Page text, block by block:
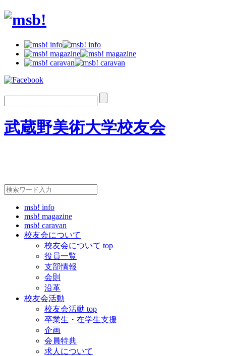
武蔵野美術大学校友会
msb! info
msb! magazine
msb! caravan
校友会について
校友会について top
役員一覧
支部情報
会則
沿革
校友会活動
校友会活動 top
卒業生・在学生支援
企画
会員特典
求人について